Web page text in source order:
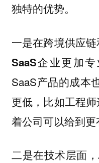
独特的优势。
一是在跨境供应
SaaS企业更加专
SaaS产品的成本
更低，比如工程
着公司可以给到更
二是在技术层面